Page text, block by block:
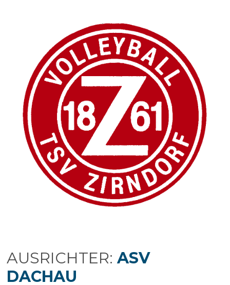
AUSRICHTER: ASV
DACHAU